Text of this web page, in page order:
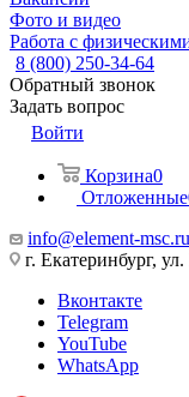
Фото и видео
Работа с
8 (800) 250-34-64
Обратный звонок
Задать вопрос
Войти
Корзина0
Отложенные
info@element-msc.ru
г. Екатеринбург,
Вконтакте
Telegram
YouTube
WhatsApp